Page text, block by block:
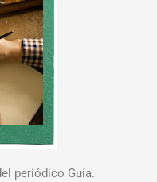
periódico Guía.